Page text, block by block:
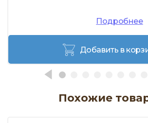
Подробнее
Добавить в
Похожие